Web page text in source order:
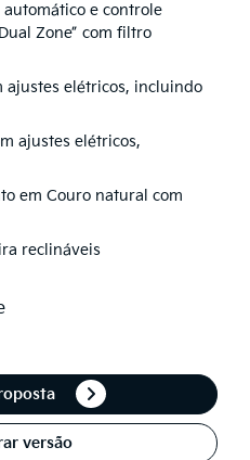
e controle
Zone” com filtro
ajustes elétricos, incluindo
ajustes elétricos,
em Couro natural com
reclináveis
versão